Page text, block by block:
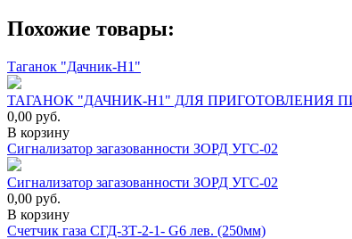
Похожие товары:
Таганок "Дачник-Н1"
ТАГАНОК "ДАЧНИК-Н1" ДЛЯ ПРИГОТОВЛЕНИЯ
0,00 руб.
В корзину
Сигнализатор загазованности ЗОРД УГС-02
Сигнализатор загазованности ЗОРД УГС-02
0,00 руб.
В корзину
Счетчик газа СГД-3Т-2-1- G6 лев. (250мм)